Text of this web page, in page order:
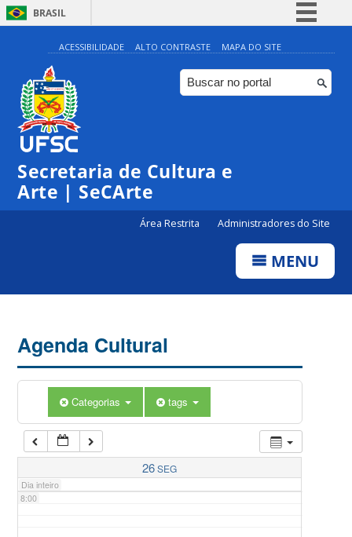
BRASIL
Simplifique!
Comunica BR
Participe
ACESSIBILIDADE ALTO CONTRASTE MAPA DO SITE
Secretaria de Cultura e
Arte | SeCArte
Área Restrita Administradores do Site
MENU
Agenda Cultural
Categorias tags
26SEG
Dia inteiro
0:00
1:00
5:00
7:00
8:00